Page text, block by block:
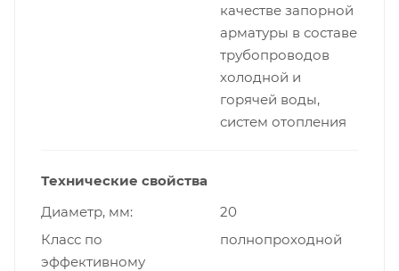
качестве запорной
арматуры в составе
трубопроводов
холодной и
горячей воды,
систем отопления
Технические свойства
Диаметр, мм
20
Класс по
эффективному
полнопроходной